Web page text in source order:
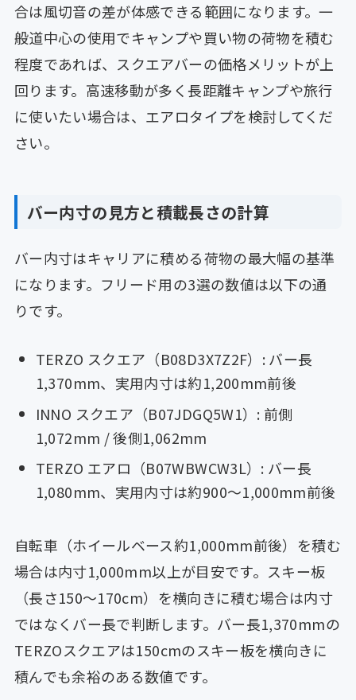
合は風切音の差が体感できる範囲になります。一
般道中心の使用でキャンプや買い物の荷物を積む
程度であれば、スクエアバーの価格メリットが上
回ります。高速移動が多く長距離キャンプや旅行
に使いたい場合は、エアロタイプを検討してくだ
さい。
バー内寸の見方と積載長さの計算
バー内寸はキャリアに積める荷物の最大幅の基準
になります。フリード用の3選の数値は以下の通
りです。
TERZO スクエア（B08D3X7Z2F）: バー長
1,370mm、実用内寸は約1,200mm前後
INNO スクエア（B07JDGQ5W1）: 前側
1,072mm / 後側1,062mm
TERZO エアロ（B07WBWCW3L）: バー長
1,080mm、実用内寸は約900〜1,000mm前後
自転車（ホイールベース約1,000mm前後）を積む
場合は内寸1,000mm以上が目安です。スキー板
（長さ150〜170cm）を横向きに積む場合は内寸
ではなくバー長で判断します。バー長1,370mmの
TERZOスクエアは150cmのスキー板を横向きに
積んでも余裕のある数値です。